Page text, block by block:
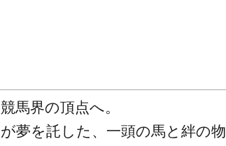
馬界の頂点へ。
夢を託した、一頭の馬と絆の物